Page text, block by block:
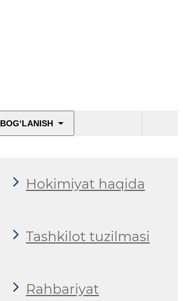
BOG‘LANISH
Hokimiyat haqida
Tashkilot tuzilmasi
Rahbariyat